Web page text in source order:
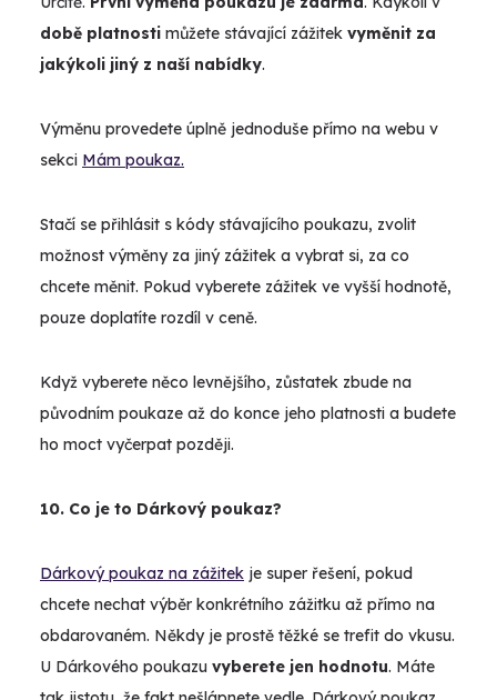
době platnosti můžete stávající zážitek vyměnit za
jakýkoli jiný z naší nabídky.
Výměnu provedete úplně jednoduše přímo na webu v
sekci Mám poukaz.
Stačí se přihlásit s kódy stávajícího poukazu, zvolit
možnost výměny za jiný zážitek a vybrat si, za co
chcete měnit. Pokud vyberete zážitek ve vyšší hodnotě,
pouze doplatíte rozdíl v ceně.
Když vyberete něco levnějšího, zůstatek zbude na
původním poukaze až do konce jeho platnosti a budete
ho moct vyčerpat později.
10. Co je to Dárkový poukaz?
Dárkový poukaz na zážitek je super řešení, pokud
chcete nechat výběr konkrétního zážitku až přímo na
obdarovaném. Někdy je prostě těžké se trefit do vkusu.
U Dárkového poukazu vyberete jen hodnotu. Máte